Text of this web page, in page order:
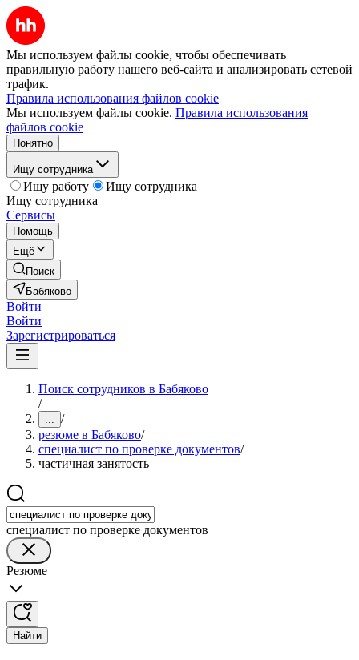
Мы используем файлы cookie, чтобы обеспечивать
правильную работу нашего веб-сайта и анализировать сетевой
трафик.
Правила использования файлов cookie
Мы используем файлы cookie. Правила использования
файлов cookie
Понятно
Ищу сотрудника
Ищу работу
Ищу сотрудника
Ищу сотрудника
Сервисы
Помощь
Ещё
Поиск
Бабяково
Войти
Войти
Зарегистрироваться
Поиск сотрудников в Бабяково
/
... /
резюме в Бабяково/
специалист по проверке документов/
частичная занятость
специалист по проверке документов
Резюме
Найти